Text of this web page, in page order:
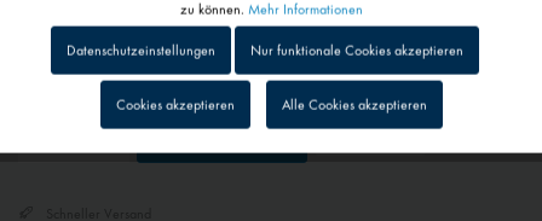
zzgl. Versandkosten
1 - 4 Werktage
Abhängig von Versand- und Zahlungsart
Merken
Tracking Inaktiv
Personalisierung Inaktiv
zu können. Mehr Informationen
Datenschutzeinstellungen Nur funktionale Cookies akzeptieren
Cookies akzeptieren Alle Cookies akzeptieren